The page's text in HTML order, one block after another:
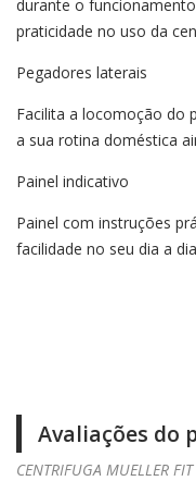
durante o
praticidade no uso da
Pegadores laterais
Facilita a locomoção do
a sua rotina doméstica
Painel indicativo
Painel com instruções
facilidade no seu dia a
Avaliações do
CENTRIFUGA MUELLER